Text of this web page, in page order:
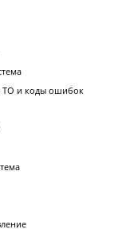
ТО и коды ошибок